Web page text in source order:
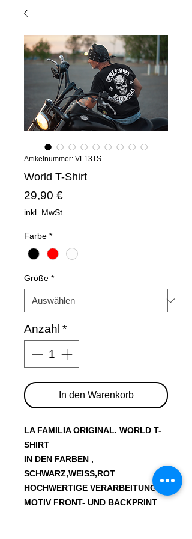
Artikelnummer: VL13TS
World T-Shirt
29,90 €Preis
inkl. MwSt.
Farbe *
Größe *
Anzahl *
In den Warenkorb
LA FAMILIA ORIGINAL. WORLD T-
SHIRT
IN DEN FARBEN ,
SCHWARZ,WEISS,ROT
HOCHWERTIGE VERARBEITUNG
MOTIV FRONT- UND BACKPRINT